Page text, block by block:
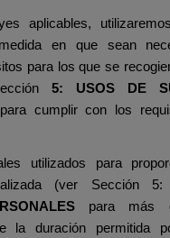
aplicables,
en que sean
para los que se
5:
USOS DE
cumplir con los
utilizados para
(ver Sección 5:
para más
la duración permitida